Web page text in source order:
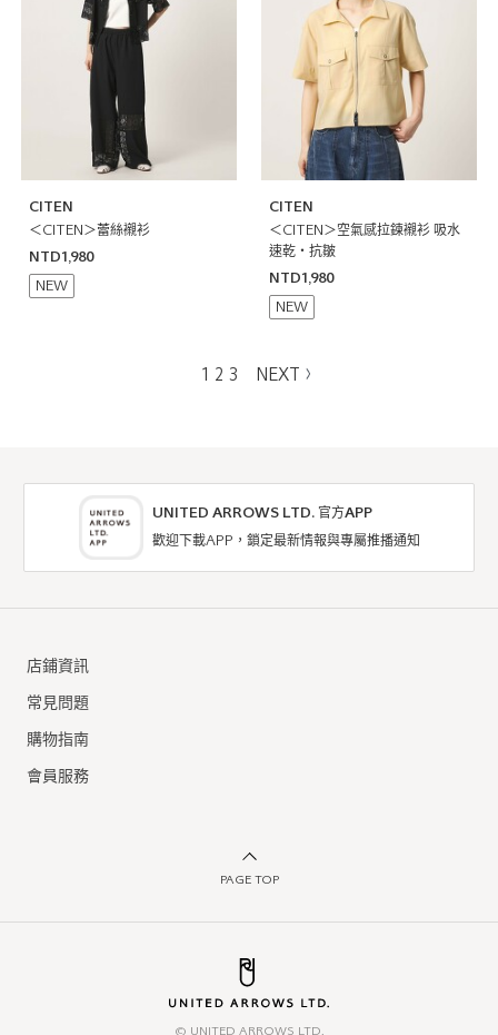
CITEN
＜CITEN＞蕾絲襯衫
NTD1,980
NEW
CITEN
＜CITEN＞空氣感拉鍊襯衫 吸水
速乾・抗皺
NTD1,980
NEW
1 2 3 NEXT
UNITED ARROWS LTD. 官方APP
歡迎下載APP，鎖定最新情報與專屬推播通知
店鋪資訊
常見問題
購物指南
會員服務
PAGE TOP
© UNITED ARROWS LTD.